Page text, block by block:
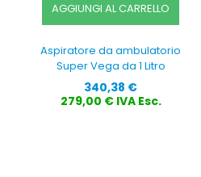
AGGIUNGI AL CARRELLO
Aspiratore da ambulatorio
Super Vega da 1 Litro
Prezzo
340,38 €
279,00 € IVA Esc.